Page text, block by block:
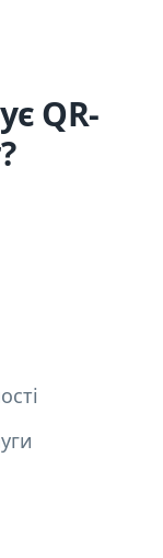
QR-